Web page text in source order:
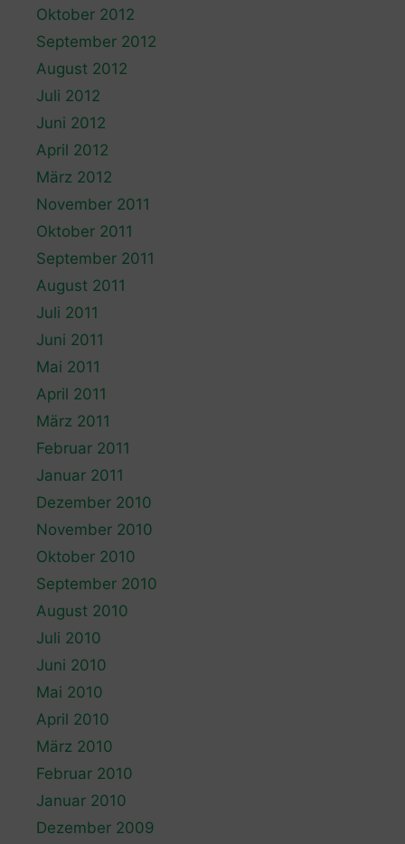
Oktober 2012
September 2012
August 2012
Juli 2012
Juni 2012
April 2012
März 2012
November 2011
Oktober 2011
September 2011
August 2011
Juli 2011
Juni 2011
Mai 2011
April 2011
März 2011
Februar 2011
Januar 2011
Dezember 2010
November 2010
Oktober 2010
September 2010
August 2010
Juli 2010
Juni 2010
Mai 2010
April 2010
März 2010
Februar 2010
Januar 2010
Dezember 2009